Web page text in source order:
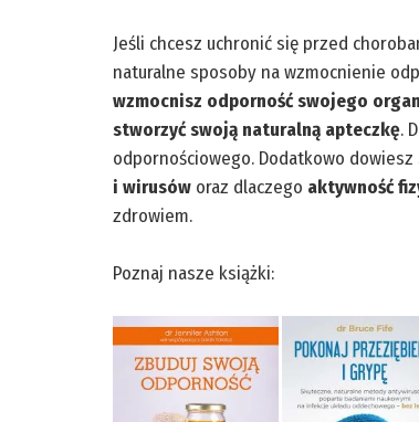
Jeśli chcesz uchronić się przed
naturalne sposoby na wzmocnienie
wzmocnisz odporność swojego
stworzyć swoją naturalną apteczkę.
odpornościowego. Dodatkowo
i wirusów oraz dlaczego aktywność
zdrowiem.
Poznaj nasze książki: